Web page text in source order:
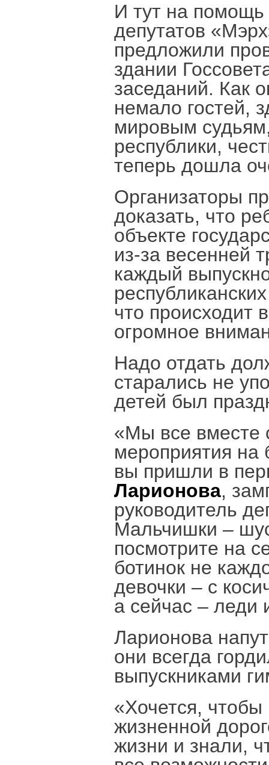
И тут на
депутатов
предложили
здании
заседаний. Как
немало гостей,
мировым
республики,
теперь дошла
Организаторы
доказать, что
объекте
из-за весенней
каждый
что происходит
огромное
Надо отдать
старались не
детей был
«Мы все вместе
мероприятия на
вы пришли в
Ларионова,
руководитель
Мальчишки –
посмотрите на
ботинок не
девочки – с
а сейчас – леди
Ларионова
они всегда
выпускниками
«Хочется,
жизненной
жизни и знали,